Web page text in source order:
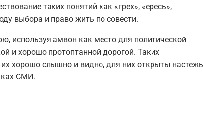
таких понятий как «грех», «ересь»,
выбора и право жить по совести.
используя амвон как место для политической
и хорошо протоптанной дорогой. Таких
хорошо слышно и видно, для них открыты настежь
СМИ.